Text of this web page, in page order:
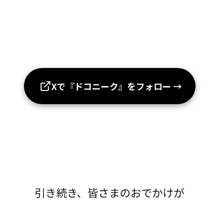
Xで『ドコニーク』をフォロー →
引き続き、皆さまのおでかけが